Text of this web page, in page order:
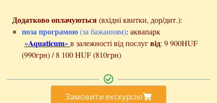
Додатково оплачуються(вхідні квитки, дор/дит.):
поза програмою(за бажанням): аквапарк
«Aquaticum» в залежності від послугвід: 9 900HUF
(990грн) / 8 100 HUF (810грн)
Замовити екскурсію